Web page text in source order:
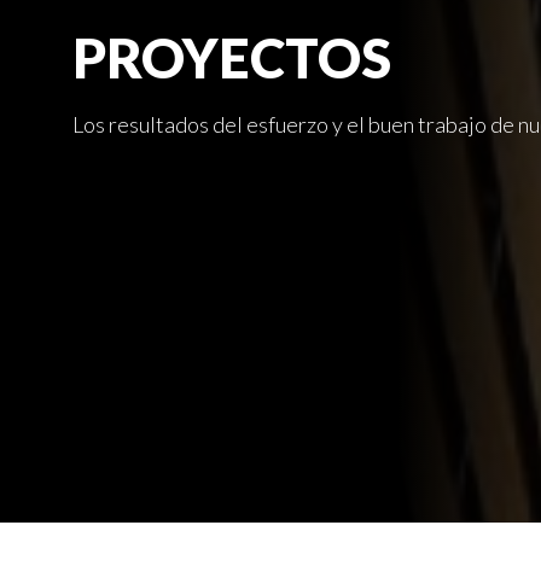
PROYECTOS
Los resultados del esfuerzo y el buen trabajo de